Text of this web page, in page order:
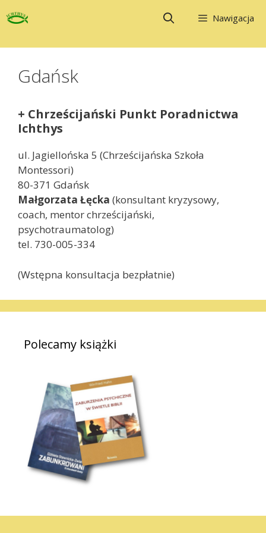
do
Nawigacja
Gdańsk
+ Chrześcijański Punkt Poradnictwa
Ichthys
ul. Jagiellońska 5 (Chrześcijańska Szkoła
Montessori)
80-371 Gdańsk
Małgorzata Łęcka (konsultant kryzysowy,
coach, mentor chrześcijański,
psychotraumatolog)
tel. 730-005-334
(Wstępna konsultacja bezpłatnie)
Polecamy książki